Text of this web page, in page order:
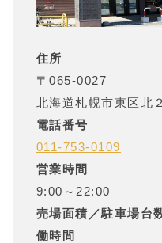
住所
〒065-0027
北海道札幌市東区北
電話番号
011-753-0109
営業時間
9:00～22:00
売場面積／駐車場台
働時間